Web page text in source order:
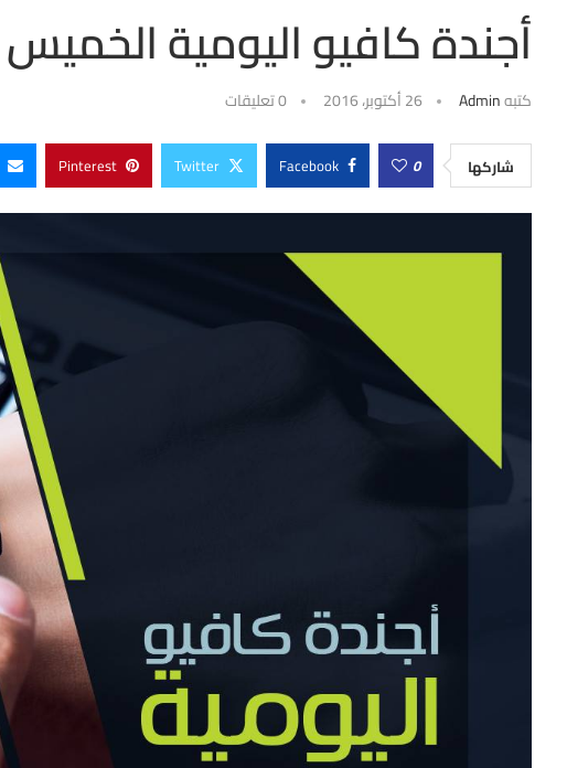
أجندة كافيو اليومية الخميس ٢٧ أكتوبر ٢٠١٦
كتبهAdmin 26 أكتوبر، 2016 0 تعليقات
شاركها 0
Facebook
Twitter
Pinterest